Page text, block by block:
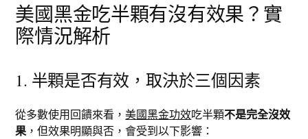
美國黑金吃半顆有沒有效果？實
際情況解析
1. 半顆是否有效，取決於三個因素
從多數使用回饋來看，美國黑金功效吃半顆不是完全沒效
果，但效果明顯與否，會受到以下影響：